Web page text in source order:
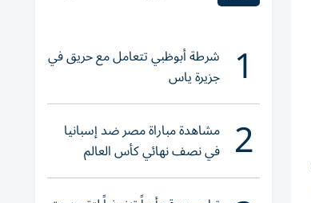
1 شرطة أبوظبي تتعامل مع حريق في
جزيرة ياس
2 مشاهدة مباراة مصر ضد إسبانيا
في نصف نهائي كأس العالم
لناشئات اليد 2026